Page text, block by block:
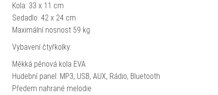
Kola: 33 x 11 cm
Sedadlo: 42 x 24 cm
Maximální nosnost 59 kg
Vybavení čtyřkolky:
Měkká pěnová kola EVA
Hudební panel: MP3, USB, AUX, Rádio, Bluetooth
Předem nahrané melodie